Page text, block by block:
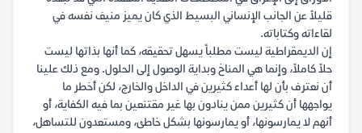
قليلاً عن الجانب الإنساني البسيط الذي كان يميز منيف نفسه في
لقاءاته وكتاباته.
إن الديمقراطية ليست مطلباً يسهل تحقيقه، كما أنها بذاتها ليست
حلاً كاملاً، وإنما هي المناخ وبداية الوصول إلى الحلول. ومع ذلك علينا
أن نعترف بأن لها أعداء كثيرين في الداخل والخارج، لكن أخطر ما
يواجهها أن كثيرين ممن ينادون بها غير مقتنعين بما فيه الكفاية، أو
أنهم لا يمارسونها، أو يمارسونها بشكل خاطئ، ومستعدون للتساهل،